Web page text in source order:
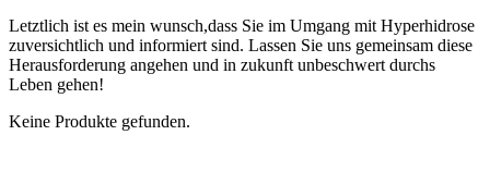
Letztlich ist es mein wunsch,dass⁤ Sie ⁢im Umgang mit Hyperhidrose
zuversichtlich und informiert sind. Lassen ⁣Sie uns gemeinsam ‌diese
Herausforderung angehen und in zukunft unbeschwert durchs
Leben⁤ gehen!
Keine Produkte gefunden.